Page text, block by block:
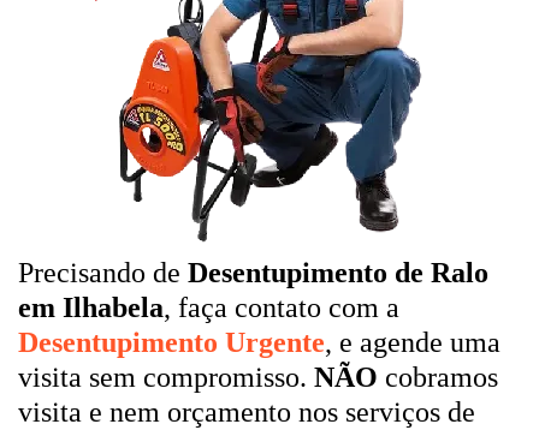
Precisando de Desentupimento de Ralo
em Ilhabela, faça contato com a
Desentupimento Urgente, e agende uma
visita sem compromisso. NÃO cobramos
visita e nem orçamento nos serviços de